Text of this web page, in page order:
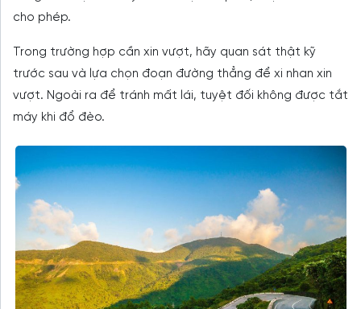
cho phép.
Trong trường hợp cần xin vượt, hãy quan sát thật kỹ
trước sau và lựa chọn đoạn đường thẳng để xi nhan xin
vượt. Ngoài ra để tránh mất lái, tuyệt đối không được tắt
máy khi đổ đèo.